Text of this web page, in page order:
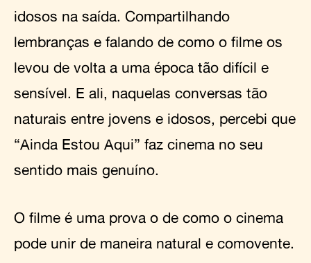
idosos na saída. Compartilhando
lembranças e falando de como o filme os
levou de volta a uma época tão difícil e
sensível. E ali, naquelas conversas tão
naturais entre jovens e idosos, percebi que
“Ainda Estou Aqui” faz cinema no seu
sentido mais genuíno.
O filme é uma prova o de como o cinema
pode unir de maneira natural e comovente.